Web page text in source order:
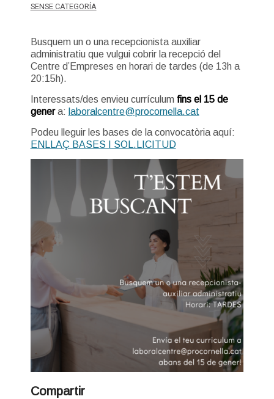
SENSE CATEGORÍA
Busquem un o una recepcionista auxiliar
administratiu que vulgui cobrir la recepció del
Centre d’Empreses en horari de tardes (de 13h a
20:15h).
Interessats/des envieu currículum fins el 15 de
genera: laboralcentre@procornella.cat
Podeu lleguir les bases de la convocatòria aquí:
ENLLAÇ BASES I SOL.LICITUD
Compartir